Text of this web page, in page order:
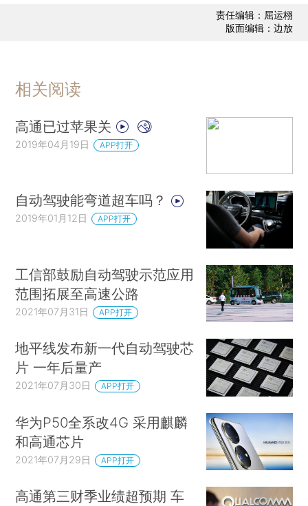
责任编辑：屈运栩
版面编辑：边放
相关阅读
高通已过苹果关
2019年04月19日 APP打开
自动驾驶能弯道超车吗？
2019年01月12日 APP打开
工信部鼓励自动驾驶示范应用
范围拓展至高速公路
2021年07月31日 APP打开
地平线发布新一代自动驾驶芯
片 一年后量产
2021年07月30日 APP打开
华为P50全系改4G 采用麒麟
和高通芯片
2021年07月29日 APP打开
高通第三财季业绩超预期 车